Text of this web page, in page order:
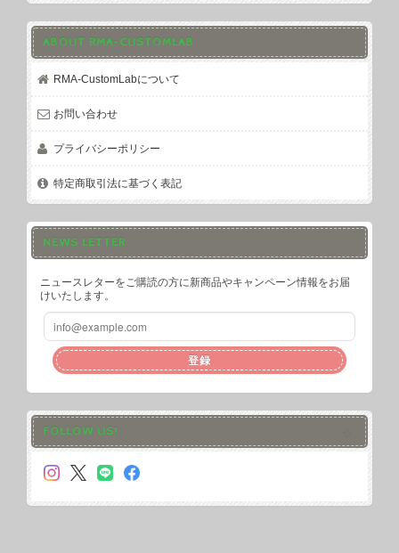
ABOUT RMA-CUSTOMLAB
RMA-CustomLabについて
お問い合わせ
プライバシーポリシー
特定商取引法に基づく表記
NEWS LETTER
ニュースレターをご購読の方に新商品やキャンペーン情報をお届
けいたします。
登録
FOLLOW US!